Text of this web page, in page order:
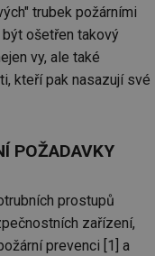
trubek požárními
ošetřen takový
vy, ale také
kteří pak nasazují své
POŽADAVKY
prostupů
zařízení,
prevenci [1] a